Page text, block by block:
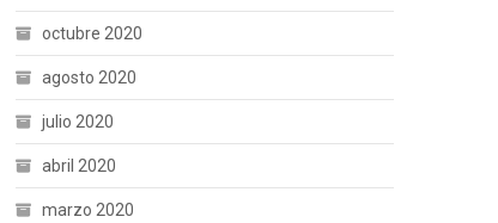
octubre 2020
agosto 2020
julio 2020
abril 2020
marzo 2020